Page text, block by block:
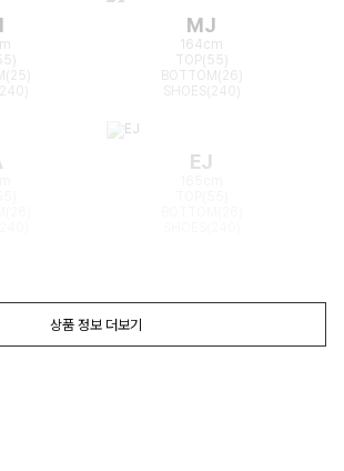
MJ
164cm
TOP(55)
BOTTOM(26)
EJ
상품 정보 더보기